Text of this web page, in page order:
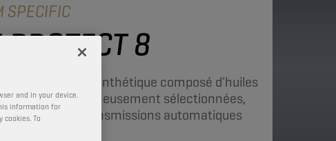
SPECIFIC
8
entièrement synthétique composé d'huiles
qualité et soigneusement sélectionnées,
pour les transmissions automatiques
and in your device.
information for
To